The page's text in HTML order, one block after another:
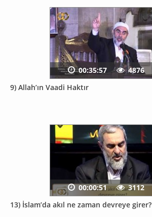
9) Allah’ın Vaadi Haktır
00:35:57 4876
13) İslam’da akıl ne zaman devreye girer?
00:00:51 3112